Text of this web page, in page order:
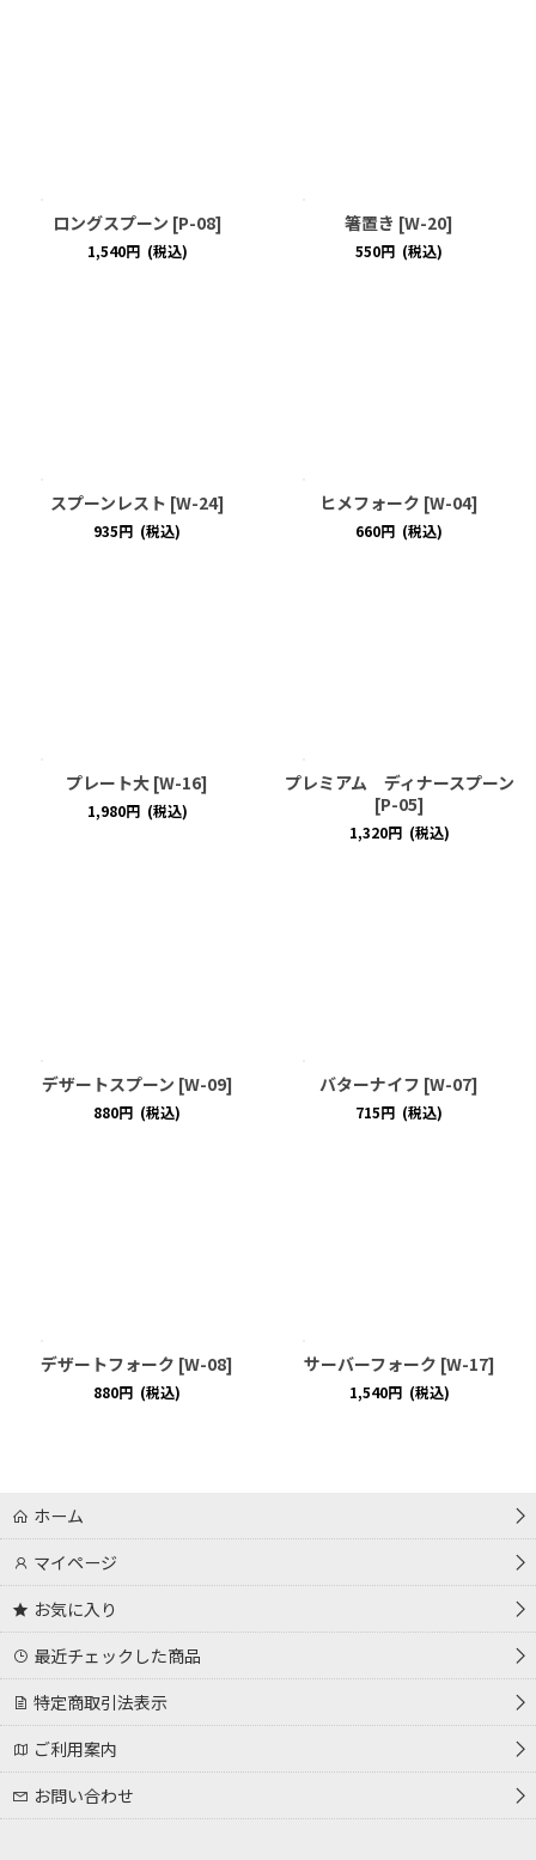
ロングスプーン [P-08]
1,540円 (税込)
箸置き [W-20]
550円 (税込)
スプーンレスト [W-24]
935円 (税込)
ヒメフォーク [W-04]
660円 (税込)
プレート大 [W-16]
1,980円 (税込)
プレミアム ディナースプーン
[P-05]
1,320円 (税込)
デザートスプーン [W-09]
880円 (税込)
バターナイフ [W-07]
715円 (税込)
デザートフォーク [W-08]
880円 (税込)
サーバーフォーク [W-17]
1,540円 (税込)
ホーム
マイページ
お気に入り
最近チェックした商品
特定商取引法表示
ご利用案内
お問い合わせ